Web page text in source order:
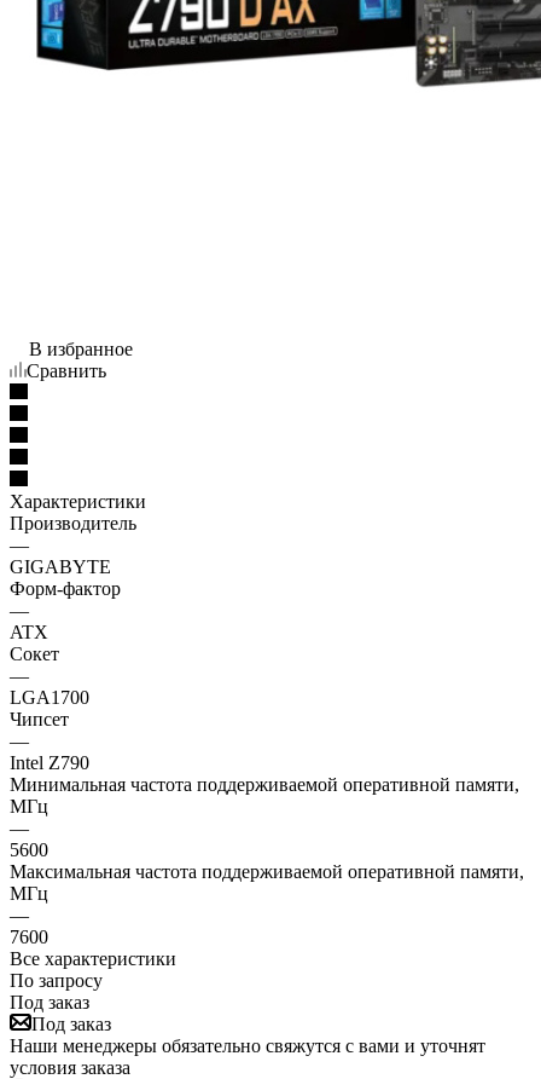
В избранное
Сравнить
Характеристики
Производитель
—
GIGABYTE
Форм-фактор
—
ATX
Сокет
—
LGA1700
Чипсет
—
Intel Z790
Минимальная частота поддерживаемой оперативной памяти,
МГц
—
5600
Максимальная частота поддерживаемой оперативной памяти,
МГц
—
7600
Все характеристики
По запросу
Под заказ
Под заказ
Наши менеджеры обязательно свяжутся с вами и уточнят
условия заказа